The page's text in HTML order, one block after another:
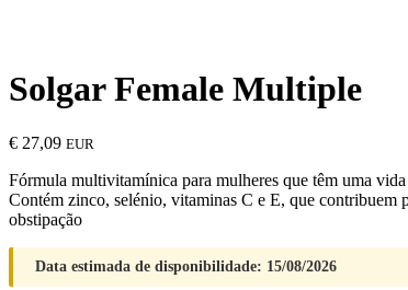
Solgar Female Multiple
€ 27,09 EUR
Fórmula multivitamínica para mulheres que têm uma
Contém zinco, selénio, vitaminas C e E, que contribuem
obstipação
Data estimada de disponibilidade: 15/08/2026